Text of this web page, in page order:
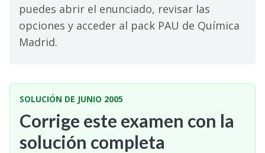
puedes abrir el enunciado, revisar las
opciones y acceder al pack PAU de Química
Madrid.
SOLUCIÓN DE JUNIO 2005
Corrige este examen con la
solución completa